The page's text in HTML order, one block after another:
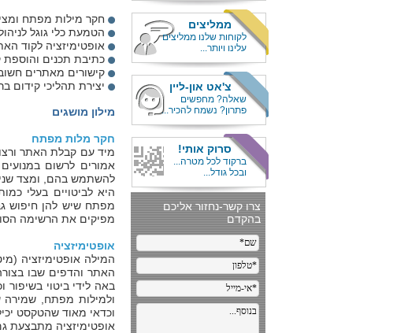
ממליצים
לקוחות שלנו ממליצים
עלינו ויותר...
צ'אט און-ליין
שאלה? מחפשים
פתרון? נשמח להכיר...
סרוק אותי!
ברקוד לכל מטרה...
ובכל גודל...
חקר מילות מפתח
הטמעת כלי גוגל
אופטימיזציה לקוד
כתיבת תכנים והוספת
קישורים מאתרים
יצירת תהליכי קידום
מילון מושגים
חקר מלות מפתח
מיד עם קבלת האתר
אמורים לרשום
להשתמש בהם, ומצד שני
היא לביטויים בעלי
מפתח שיש להן חיפוש
מפיקים את הרשימה
אופטימיזציה
המילה אופטימיזציה
האתר והדפים שבו
ולמילות מפתח, שמירה
וכדאי מאוד שהטקסט יכיל לפחות 400- 350 מילים כדי
אופטימיזציה מתבצעת